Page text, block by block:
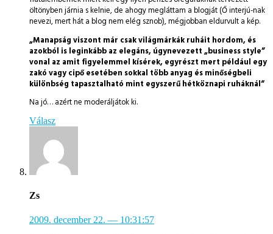
öltönyben járnia s kelnie, de ahogy megláttam a blogját (Ő interjú-nak
nevezi, mert hát a blog nem elég sznob), mégjobban eldurvult a kép.
„Manapság viszont már csak világmárkák ruháit hordom, és
azokból is leginkább az elegáns, úgynevezett „business style”
vonal az amit figyelemmel kísérek, egyrészt mert például egy
zakó vagy cipő esetében sokkal több anyag és minőségbeli
különbség tapasztalható mint egyszerű hétköznapi ruháknál“
Na jó… azért ne moderáljátok ki.
Válasz
Zs
2009. december 22. — 10:31:57